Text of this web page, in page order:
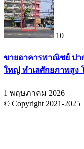
10
ขายอาคารพาณิชย์ ปา
ใหญ่ ทำเลศักยภาพสูง โ
1 พฤษภาคม 2026
© Copyright 2021-2025